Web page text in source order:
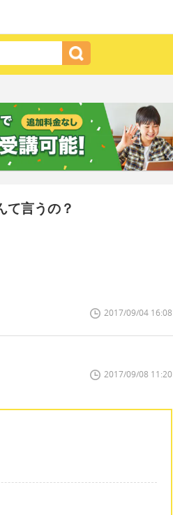
て言うの？
2017/09/04 16:08
2017/09/08 11:20